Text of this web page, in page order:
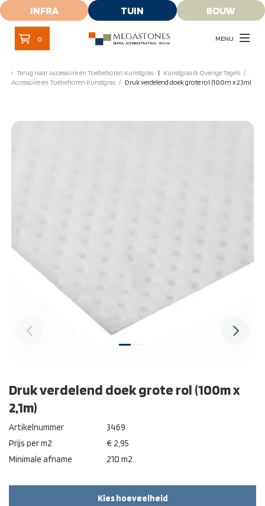
INFRA TUIN BOUW
0 MENU
Terug naarAccessoire en Toebehoren Kunstgras Kunstgras & Overige Tegels /
Accessoire en Toebehoren Kunstgras / Druk verdelend doek grote rol (100m x 2,1m)
Druk verdelend doek grote rol (100m x
2,1m)
Artikelnummer
3469
Prijs per m2
€ 2,95
Minimale afname
210 m2
Kies hoeveelheid